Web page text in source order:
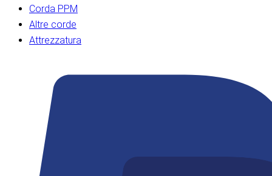
Corda PPM
Altre corde
Attrezzatura